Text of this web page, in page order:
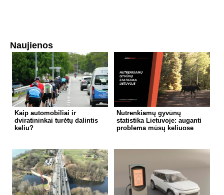
Naujienos
Kaip automobiliai ir
dviratininkai turėtų dalintis
keliu?
Nutrenkiamų gyvūnų
statistika Lietuvoje: auganti
problema mūsų keliuose